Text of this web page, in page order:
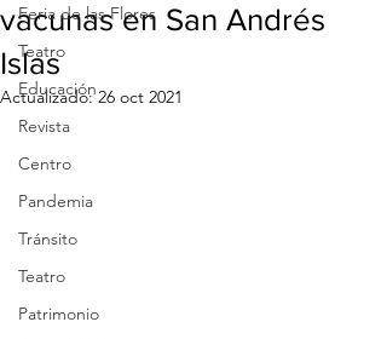
Feria de las Flores
Teatro
Educación
Revista
Centro
Pandemia
Tránsito
Teatro
Patrimonio
vacunas en San Andrés
Islas
Actualizado:26 oct 2021